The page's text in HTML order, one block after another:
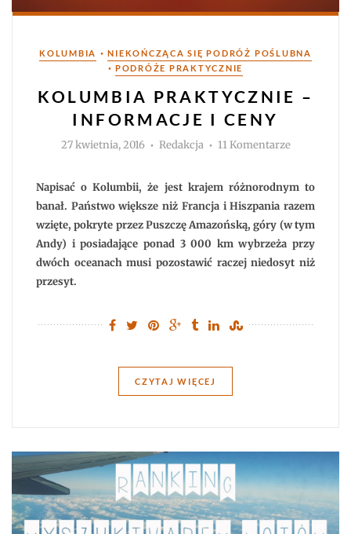
Kategorie
KOLUMBIA • NIEKOŃCZĄCA SIĘ PODRÓŻ POŚLUBNA
• PODRÓŻE PRAKTYCZNIE
KOLUMBIA PRAKTYCZNIE –
INFORMACJE I CENY
27 kwietnia, 2016 Autor
Redakcja 11 Komentarzedo
informacje
i
ceny
Napisać o Kolumbii, że jest krajem różnorodnym to
banał. Państwo większe niż Francja i Hiszpania razem
wzięte, pokryte przez Puszczę Amazońską, góry (w tym
Andy) i posiadające ponad 3 000 km wybrzeża przy
dwóch oceanach musi pozostawić raczej niedosyt niż
przesyt.
CZYTAJ WIĘCEJ